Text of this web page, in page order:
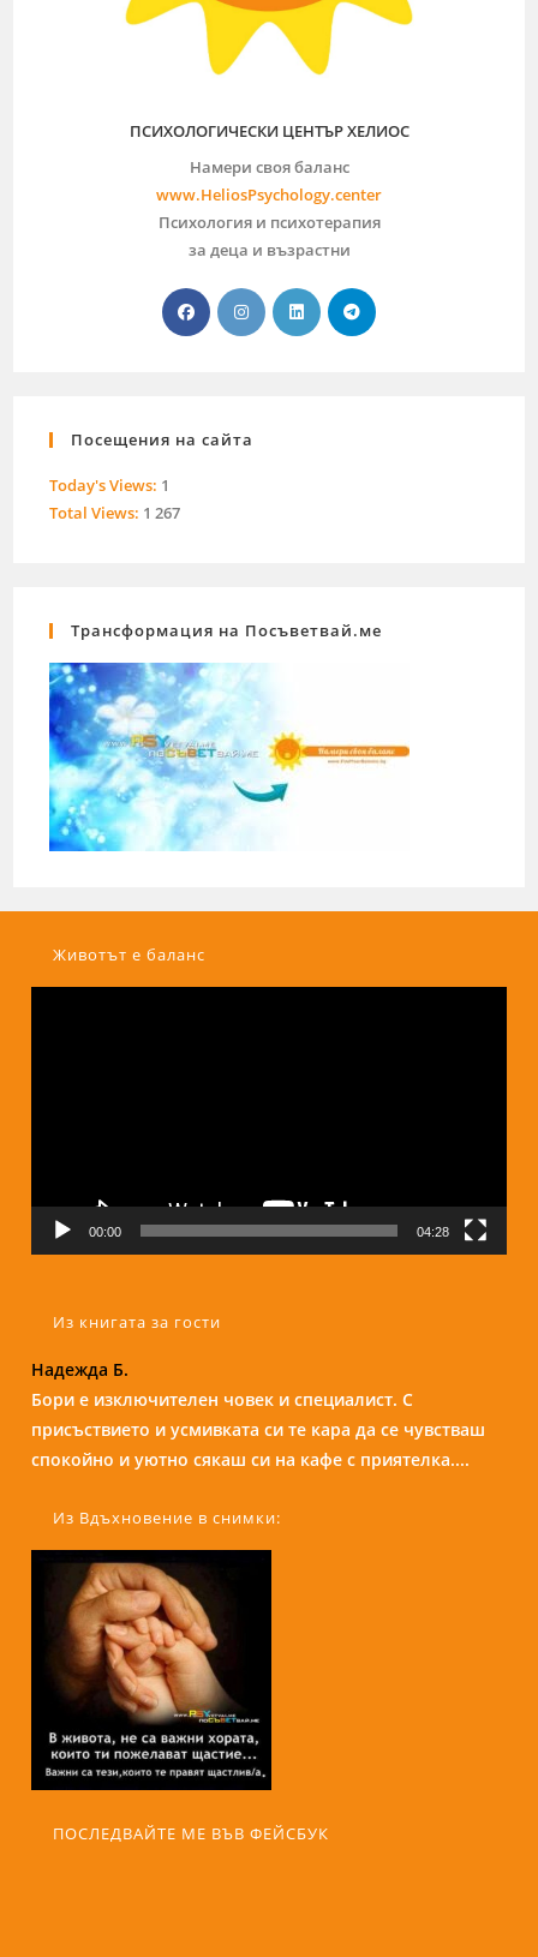
ПСИХОЛОГИЧЕСКИ ЦЕНТЪР ХЕЛИОС
Намери своя баланс
www.HeliosPsychology.center
Психология и психотерапия
за деца и възрастни
Посещения на сайта
Today's Views: 1
Total Views: 1 267
Трансформация на Посъветвай.ме
Животът е баланс
00:00 04:28
Из книгата за гости
Надежда Б.
Бори е изключителен човек и специалист. С
присъствието и усмивката си те кара да се чувстваш
спокойно и уютно сякаш си на кафе с приятелка....
Любов Андонова
Посетих Бори в труден за мен момент по препоръка
на приятел. Беше много отзивчива, разбрана, бързо
намерихме общ език. Помогна ми да видя някои
Из Вдъхновение в снимки: